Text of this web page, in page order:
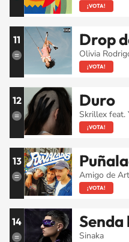
¡VOTA!
11 Drop
Olivia
¡VOTA!
12 Duro
Skrillex feat.
¡VOTA!
13
Amigo de
¡VOTA!
14 Senda
Sinaka